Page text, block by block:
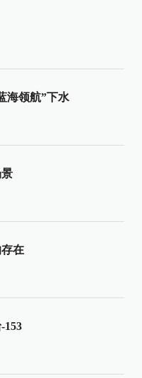
海领航”下水
在
153